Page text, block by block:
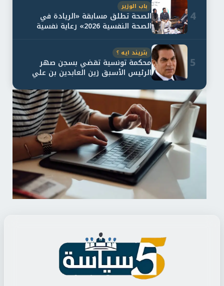
4
باب الوزير
الصحة تطلق مسابقة «الريادة في
الصحة النفسية 2026» رعاية نفسية
5
بتريند ايه ؟
محكمة تونسية تقضي بسجن صهر
الرئيس الأسبق زين العابدين بن علي